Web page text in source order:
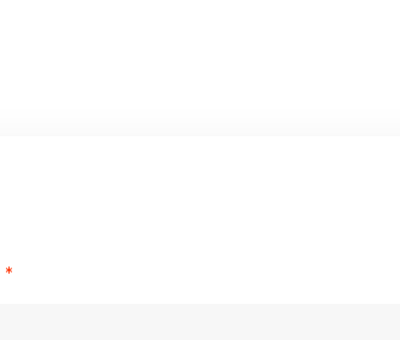
*Erforderlich